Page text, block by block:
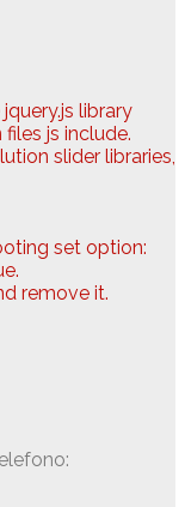
library
js include.
slider libraries,
set option:
remove it.